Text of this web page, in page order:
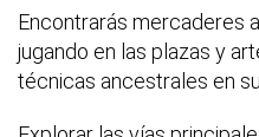
Encontrarás mercaderes
jugando en las plazas y
técnicas ancestrales en